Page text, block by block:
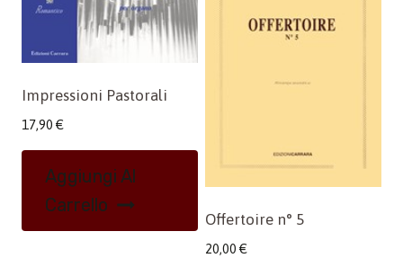
Impressioni Pastorali
17,90 €
Aggiungi Al
Carrello
Offertoire n° 5
20,00 €